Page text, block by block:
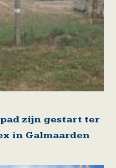
zijn gestart ter
in Galmaarden